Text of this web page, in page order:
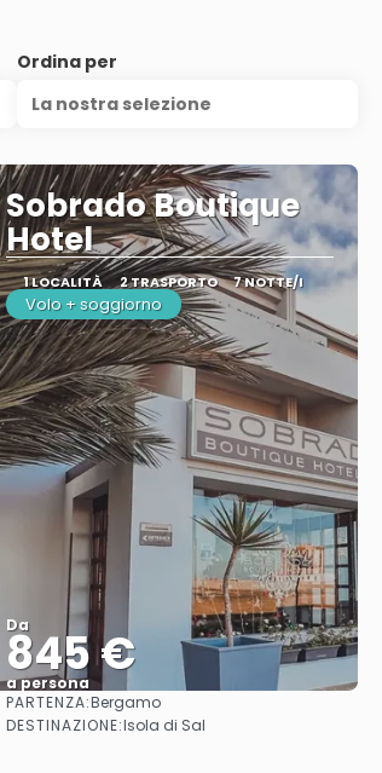
Ordina per
La nostra selezione
Sobrado Boutique
Hotel
1 LOCALITÀ 2 TRASPORTO 7 NOTTE/I
Volo + soggiorno
Da
845 €
a persona
Vedere
PARTENZA:Bergamo
DESTINAZIONE:Isola di Sal